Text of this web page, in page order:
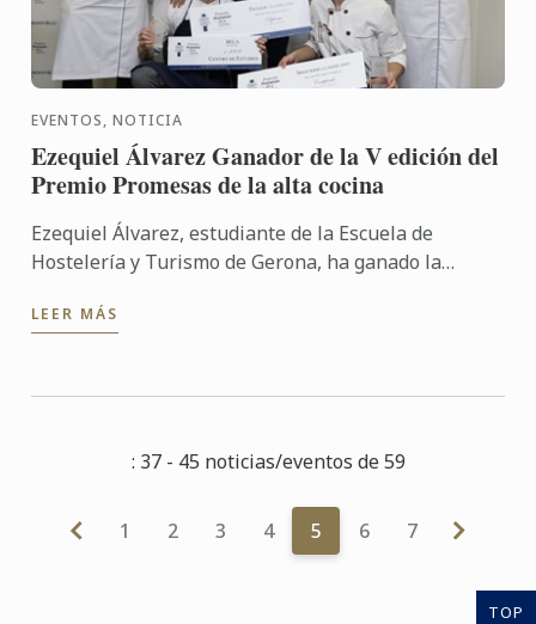
EVENTOS, NOTICIA
Ezequiel Álvarez Ganador de la V edición del
Premio Promesas de la alta cocina
Ezequiel Álvarez, estudiante de la Escuela de
Hostelería y Turismo de Gerona, ha ganado la
cocina, disputado en la ...
LEER MÁS
: 37 - 45 noticias/eventos de 59
1 2 3 4 5 6 7
TOP